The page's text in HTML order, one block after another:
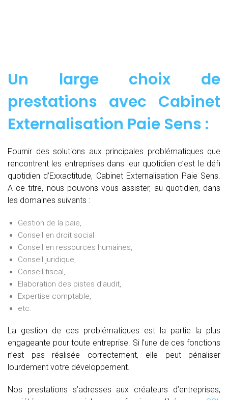
Un large choix de
prestations avec Cabinet
Externalisation Paie Sens :
Fournir des solutions aux principales problématiques que
rencontrent les entreprises dans leur quotidien c’est le défi
quotidien d’Exxactitude, Cabinet Externalisation Paie Sens.
A ce titre, nous pouvons vous assister, au quotidien, dans
les domaines suivants :
Gestion de la paie,
Conseil en droit social
Conseil en ressources humaines,
Conseil juridique,
Conseil fiscal,
Elaboration des pistes d’audit,
Expertise comptable,
etc.
La gestion de ces problématiques est la partie la plus
engageante pour toute entreprise. Si l’une de ces fonctions
n’est pas réalisée correctement, elle peut pénaliser
lourdement votre développement.
Nos prestations s’adresses aux créateurs d’entreprises,